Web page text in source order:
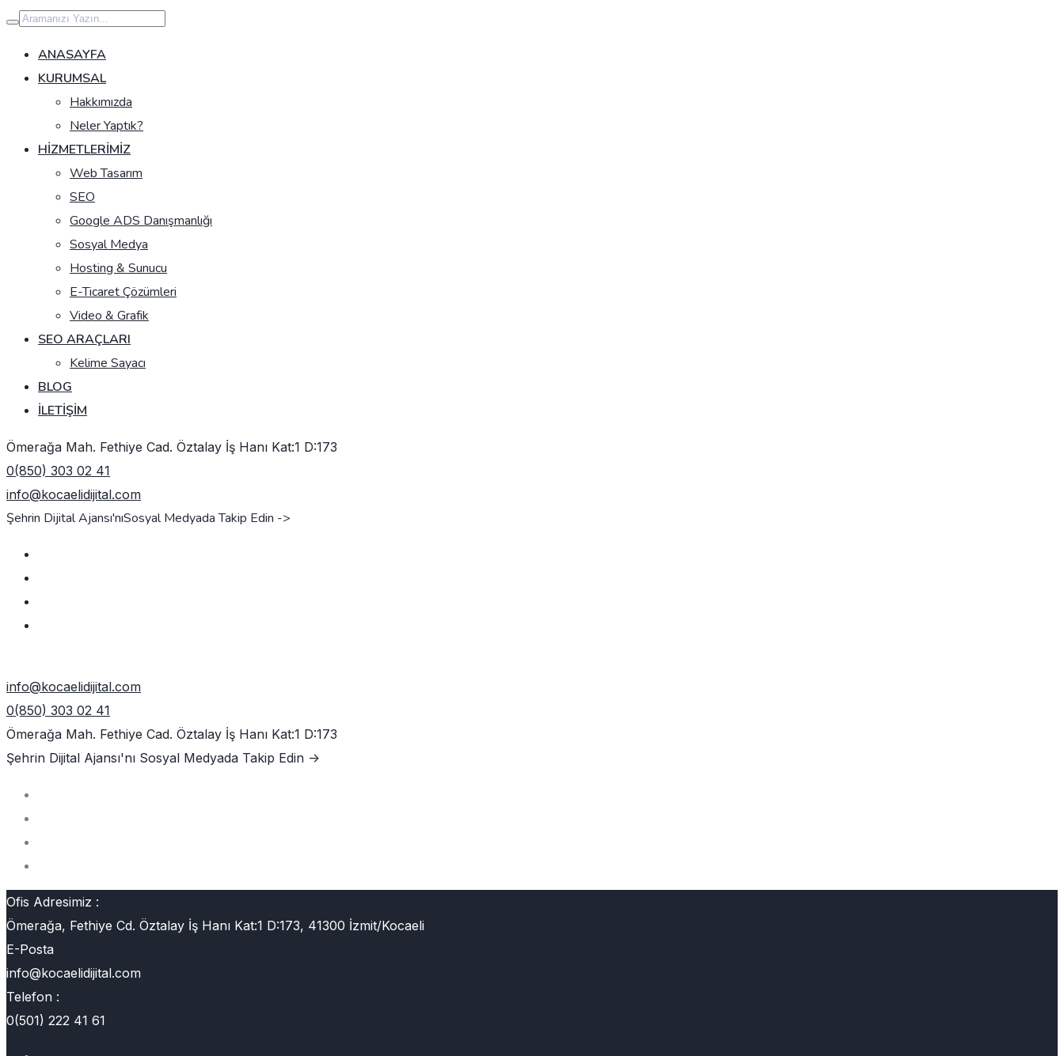
İçeriğe
geç
ANASAYFA
KURUMSAL
Hakkımızda
Neler Yaptık?
HIZMETLERIMIZ
Web Tasarım
SEO
Google ADS Danışmanlığı
Sosyal Medya
Hosting & Sunucu
E-Ticaret Çözümleri
Video & Grafik
SEO ARAÇLARI
Kelime Sayacı
BLOG
İLETIŞIM
Ömerağa Mah. Fethiye Cad. Öztalay İş Hanı Kat:1 D:173
0(850) 303 02 41
info@kocaelidijital.com
Şehrin Dijital Ajansı'nıSosyal Medyada Takip Edin ->
info@kocaelidijital.com
0(850) 303 02 41
Ömerağa Mah. Fethiye Cad. Öztalay İş Hanı Kat:1 D:173
Şehrin Dijital Ajansı'nı Sosyal Medyada Takip Edin ->
Ofis Adresimiz :
Ömerağa, Fethiye Cd. Öztalay İş Hanı Kat:1 D:173, 41300 İzmit/Kocaeli
E-Posta
info@kocaelidijital.com
Telefon :
0(501) 222 41 61